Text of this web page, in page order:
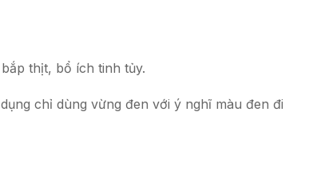
thịt, bổ ích tinh tủy.
chỉ dùng vừng đen với ý nghĩ màu đen đi